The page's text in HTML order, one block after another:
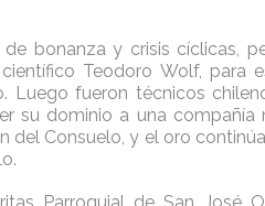
bonanza y crisis cíclicas,
Teodoro Wolf, para
Luego fueron técnicos
su dominio a una compañía
del Consuelo, y el oro